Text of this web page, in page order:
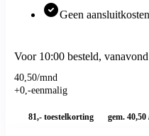
Motorola
Overige
Motorola
Google
Geen
Voor 10:00 besteld,
40 50/mnd
+0 -eenmalig
81,- toestelkorting gem.